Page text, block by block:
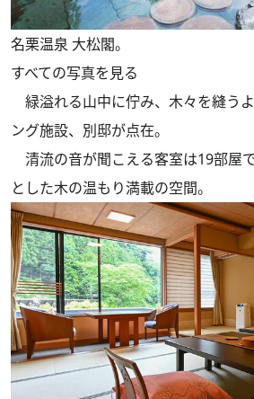
名栗温泉 大松閣。
すべての写真を見る
緑溢れる山中に佇み、木々を縫う
ング施設、別邸が点在。
清流の音が聞こえる客室は19部屋
とした木の温もり満載の空間。